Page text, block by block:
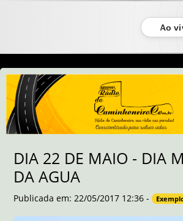
Ao
DIA 22 DE MAIO - DIA
DA AGUA
Publicada em: 22/05/2017 12:36 -